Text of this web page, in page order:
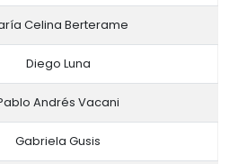
Celina Berterame
Diego Luna
Andrés Vacani
Gabriela Gusis